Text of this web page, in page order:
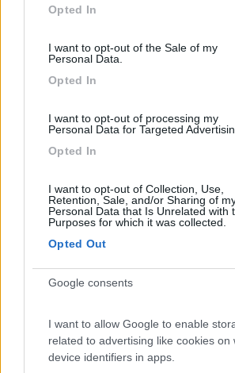
use your data for below specified
Opted In
I want to opt-out of the Sale of my
Personal Data.
Opted In
I want to opt-out of processing my
Personal Data for Targeted
Opted In
I want to opt-out of Collection, Use,
Retention, Sale, and/or Sharing of
Personal Data that Is Unrelated with
Purposes for which it was collected.
Opted Out
Google consents
I want to allow Google to enable
related to advertising like cookies on
device identifiers in apps.
Salone del Camper 2025:
Categoria
Report da fiera 2025
Il Salone del Camper di Parma 2025: una
anteprime assolute in Italia in fatto di
Salone del Camper,CamperOnLine TV